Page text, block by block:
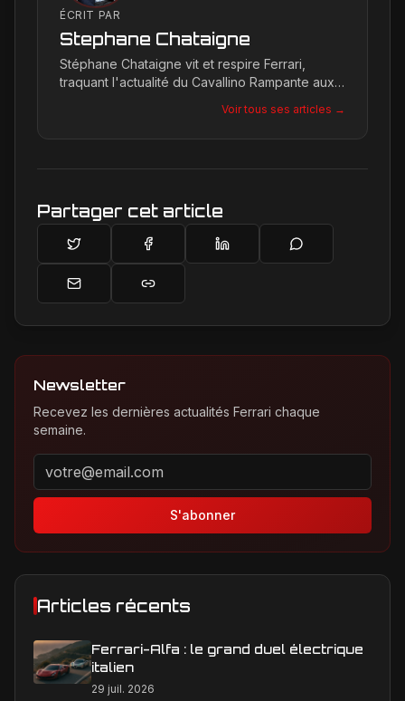
ÉCRIT PAR
Stephane Chataigne
Stéphane Chataigne vit et respire Ferrari,
traquant l'actualité du Cavallino Rampante aux
permet de décrypter les tendances et les
secrets de la marque, offrant une plongée
passionnés.
Voir tous ses articles →
Partager cet article
Newsletter
Recevez les dernières actualités Ferrari chaque
semaine.
Adresse email pour la newsletter
S'abonner
Articles récents
Ferrari-Alfa : le grand duel électrique
italien
29 juil. 2026